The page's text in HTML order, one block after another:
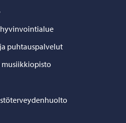
puhtauspalvelut